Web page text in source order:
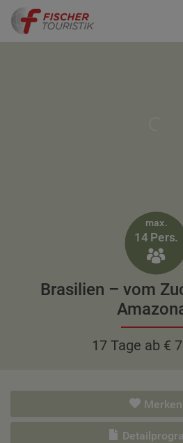
max.
14 Pers.

Brasilien – vom
17 Tage ab €
Merken